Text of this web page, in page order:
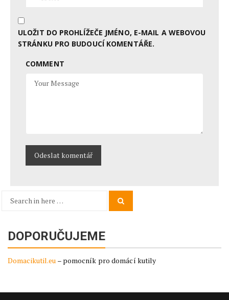
ULOŽIT DO PROHLÍŽEČE JMÉNO, E-MAIL A WEBOVOU
STRÁNKU PRO BUDOUCÍ KOMENTÁŘE.
COMMENT
Search
DOPORUČUJEME
Domacikutil.eu – pomocník pro domácí kutily